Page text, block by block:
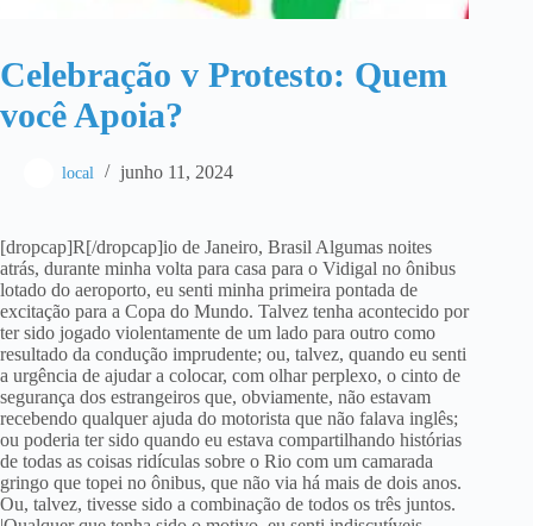
Celebração v Protesto: Quem
você Apoia?
local junho 11, 2024
[dropcap]R[/dropcap]io de Janeiro, Brasil Algumas noites
atrás, durante minha volta para casa para o Vidigal no ônibus
lotado do aeroporto, eu senti minha primeira pontada de
excitação para a Copa do Mundo. Talvez tenha acontecido por
ter sido jogado violentamente de um lado para outro como
resultado da condução imprudente; ou, talvez, quando eu senti
a urgência de ajudar a colocar, com olhar perplexo, o cinto de
segurança dos estrangeiros que, obviamente, não estavam
recebendo qualquer ajuda do motorista que não falava inglês;
ou poderia ter sido quando eu estava compartilhando histórias
de todas as coisas ridículas sobre o Rio com um camarada
gringo que topei no ônibus, que não via há mais de dois anos.
Ou, talvez, tivesse sido a combinação de todos os três juntos.